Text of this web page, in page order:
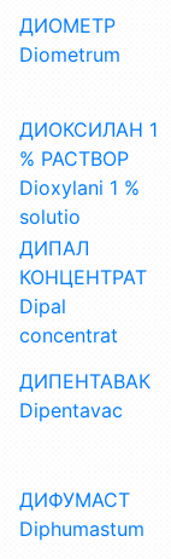
ДИОМЕТР
Diometrum
ДИОКСИЛАН 1
% РАСТВОР
Dioxylani 1 %
solutio
ДИПАЛ
КОНЦЕНТРАТ
Dipal
сoncentrat
ДИПЕНТАВАК
Dipentavac
ДИФУМАСТ
Diphumastum